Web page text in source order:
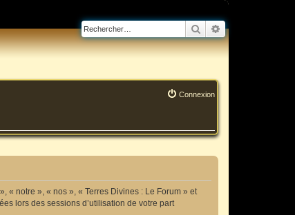
RechercherRecherche
Connexion
« notre », « nos », « Terres Divines : Le Forum » et
lors des sessions d’utilisation de votre part